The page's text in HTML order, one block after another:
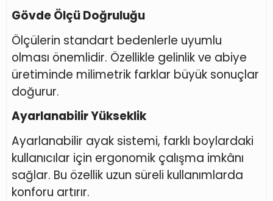
Gövde Ölçü Doğruluğu
Ölçülerin standart bedenlerle uyumlu
olması önemlidir. Özellikle gelinlik ve abiye
üretiminde milimetrik farklar büyük sonuçlar
doğurur.
Ayarlanabilir Yükseklik
Ayarlanabilir ayak sistemi, farklı boylardaki
kullanıcılar için ergonomik çalışma imkânı
sağlar. Bu özellik uzun süreli kullanımlarda
konforu artırır.